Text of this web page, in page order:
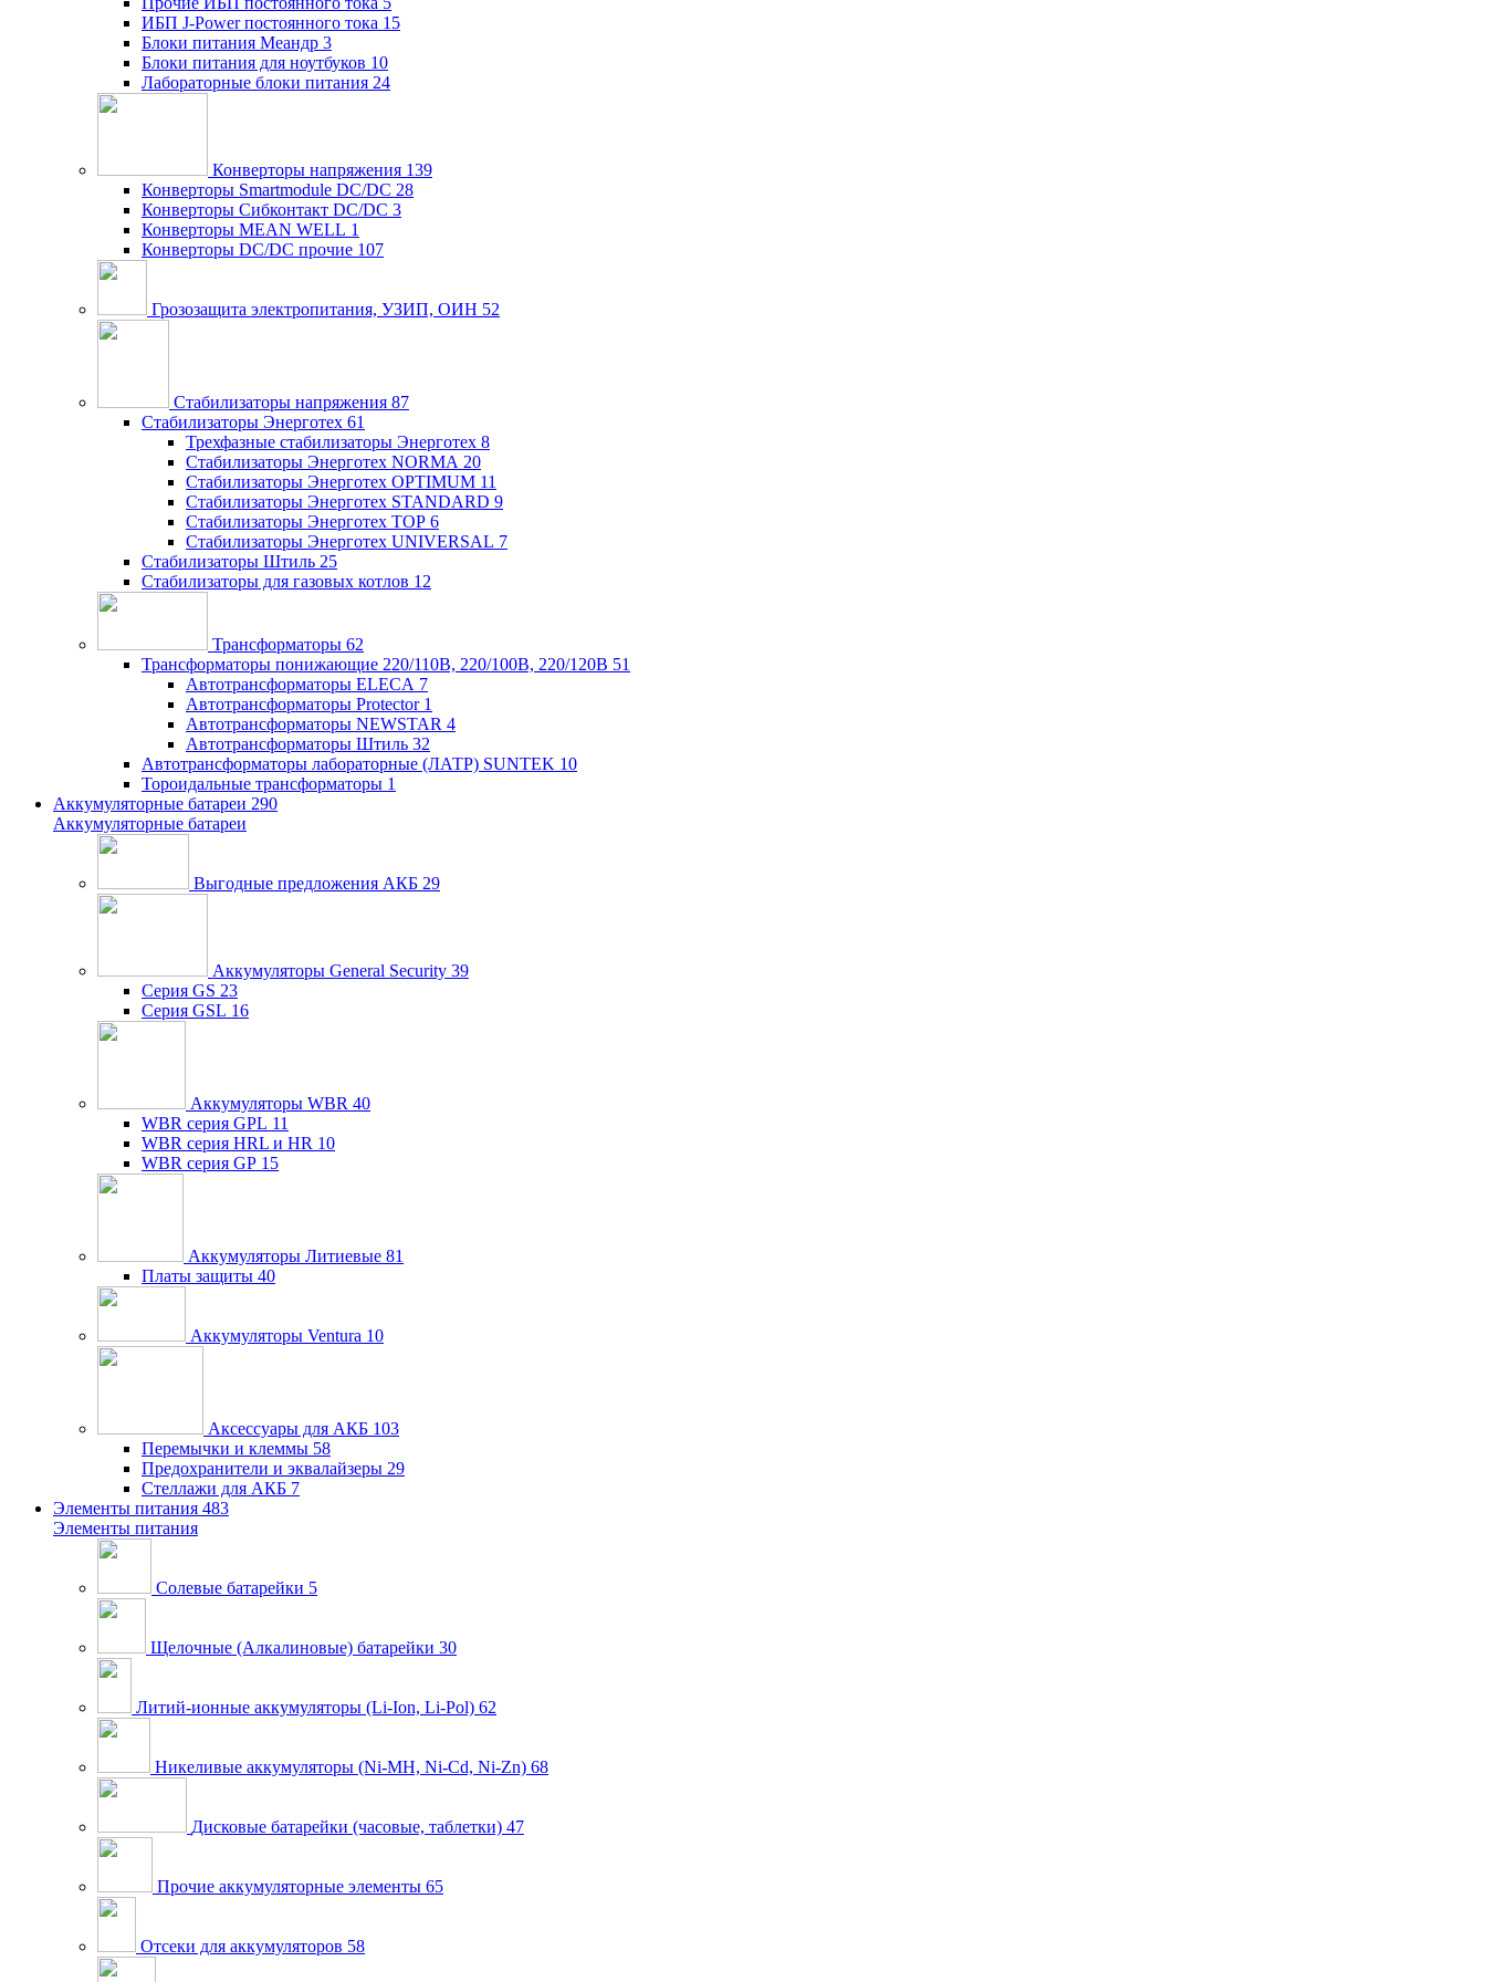
ИБП J-Power постоянного тока 15
Блоки питания Меандр 3
Блоки питания для ноутбуков 10
Лабораторные блоки питания 24
Конверторы напряжения 139
Конверторы Smartmodule DC/DC 28
Конверторы Сибконтакт DC/DC 3
Конверторы MEAN WELL 1
Конверторы DC/DC прочие 107
Грозозащита электропитания, УЗИП, ОИН 52
Стабилизаторы напряжения 87
Стабилизаторы Энерготех 61
Трехфазные стабилизаторы Энерготех 8
Стабилизаторы Энерготех NORMA 20
Стабилизаторы Энерготех OPTIMUM 11
Стабилизаторы Энерготех STANDARD 9
Стабилизаторы Энерготех TOP 6
Стабилизаторы Энерготех UNIVERSAL 7
Стабилизаторы Штиль 25
Стабилизаторы для газовых котлов 12
Трансформаторы 62
Трансформаторы понижающие 220/110В, 220/100В, 220/120В 51
Автотрансформаторы ELECA 7
Автотрансформаторы Protector 1
Автотрансформаторы NEWSTAR 4
Автотрансформаторы Штиль 32
Автотрансформаторы лабораторные (ЛАТР) SUNTEK 10
Тороидальные трансформаторы 1
Аккумуляторные батареи 290
Аккумуляторные батареи
Выгодные предложения АКБ 29
Аккумуляторы General Security 39
Серия GS 23
Серия GSL 16
Аккумуляторы WBR 40
WBR серия GPL 11
WBR серия HRL и HR 10
WBR серия GP 15
Аккумуляторы Литиевые 81
Платы защиты 40
Аккумуляторы Ventura 10
Аксессуары для АКБ 103
Перемычки и клеммы 58
Предохранители и эквалайзеры 29
Стеллажи для АКБ 7
Элементы питания 483
Элементы питания
Солевые батарейки 5
Щелочные (Алкалиновые) батарейки 30
Литий-ионные аккумуляторы (Li-Ion, Li-Pol) 62
Никеливые аккумуляторы (Ni-MH, Ni-Cd, Ni-Zn) 68
Дисковые батарейки (часовые, таблетки) 47
Прочие аккумуляторные элементы 65
Отсеки для аккумуляторов 58